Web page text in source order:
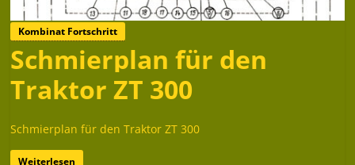
Kombinat Fortschritt
Schmierplan für den
Traktor ZT 300
Schmierplan für den Traktor ZT 300
Weiterlesen